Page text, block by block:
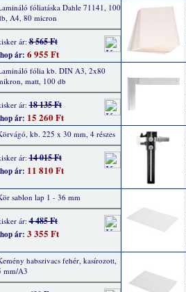
fóliatáska Dahle 71141, 100
A4, 80 micron
ár:8 565 Ft
ár: 6 955 Ft
fólia kb. DIN A3, 2x80
matt, 100 db
ár:18 135 Ft
ár: 15 260 Ft
kb. 225 x 30 mm, 4 részes
ár:14 015 Ft
ár: 11 810 Ft
sablon lap 1 - 36 mm
ár:4 485 Ft
ár: 3 355 Ft
habszivacs fehér, kasírozott,
mm/A3